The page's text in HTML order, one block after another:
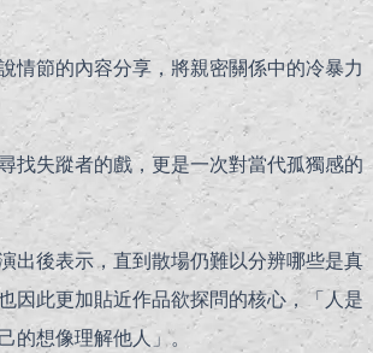
情節的內容分享，將親密關係中的冷暴力
找失蹤者的戲，更是一次對當代孤獨感的
出後表示，直到散場仍難以分辨哪些是真
因此更加貼近作品欲探問的核心，「人是
的想像理解他人」。